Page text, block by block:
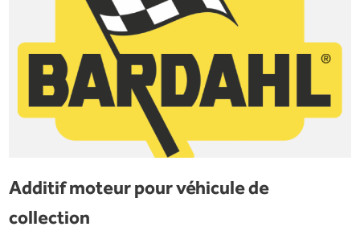
Additif moteur pour véhicule de
collection